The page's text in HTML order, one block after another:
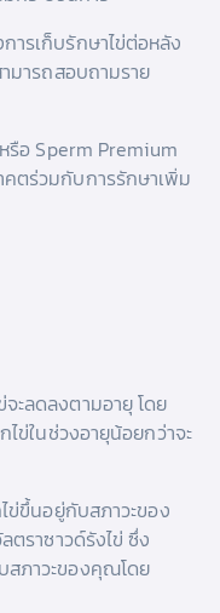
รเก็บรักษาไข่ต่อหลัง
มารถสอบถามราย
อ Sperm Premium
คตร่วมกับการรักษาเพิ่ม
ะลดลงตามอายุ โดย
ข่ในช่วงอายุน้อยกว่าจะ
ข่ขึ้นอยู่กับสภาวะของ
ตราซาวด์รังไข่ ซึ่ง
สภาวะของคุณโดย